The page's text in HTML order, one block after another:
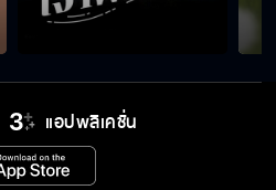
แอปพลิเคชั่น